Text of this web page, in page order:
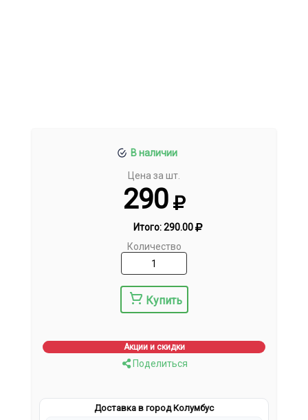
В наличии
Цена за шт.
290
Итого:290.00
Количество
Купить
Акции и скидки
Поделиться
Доставка в город Колумбус